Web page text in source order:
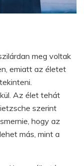
meg voltak
emiatt az életet
Az élet tehát
szerint
hogy az
más, mint a